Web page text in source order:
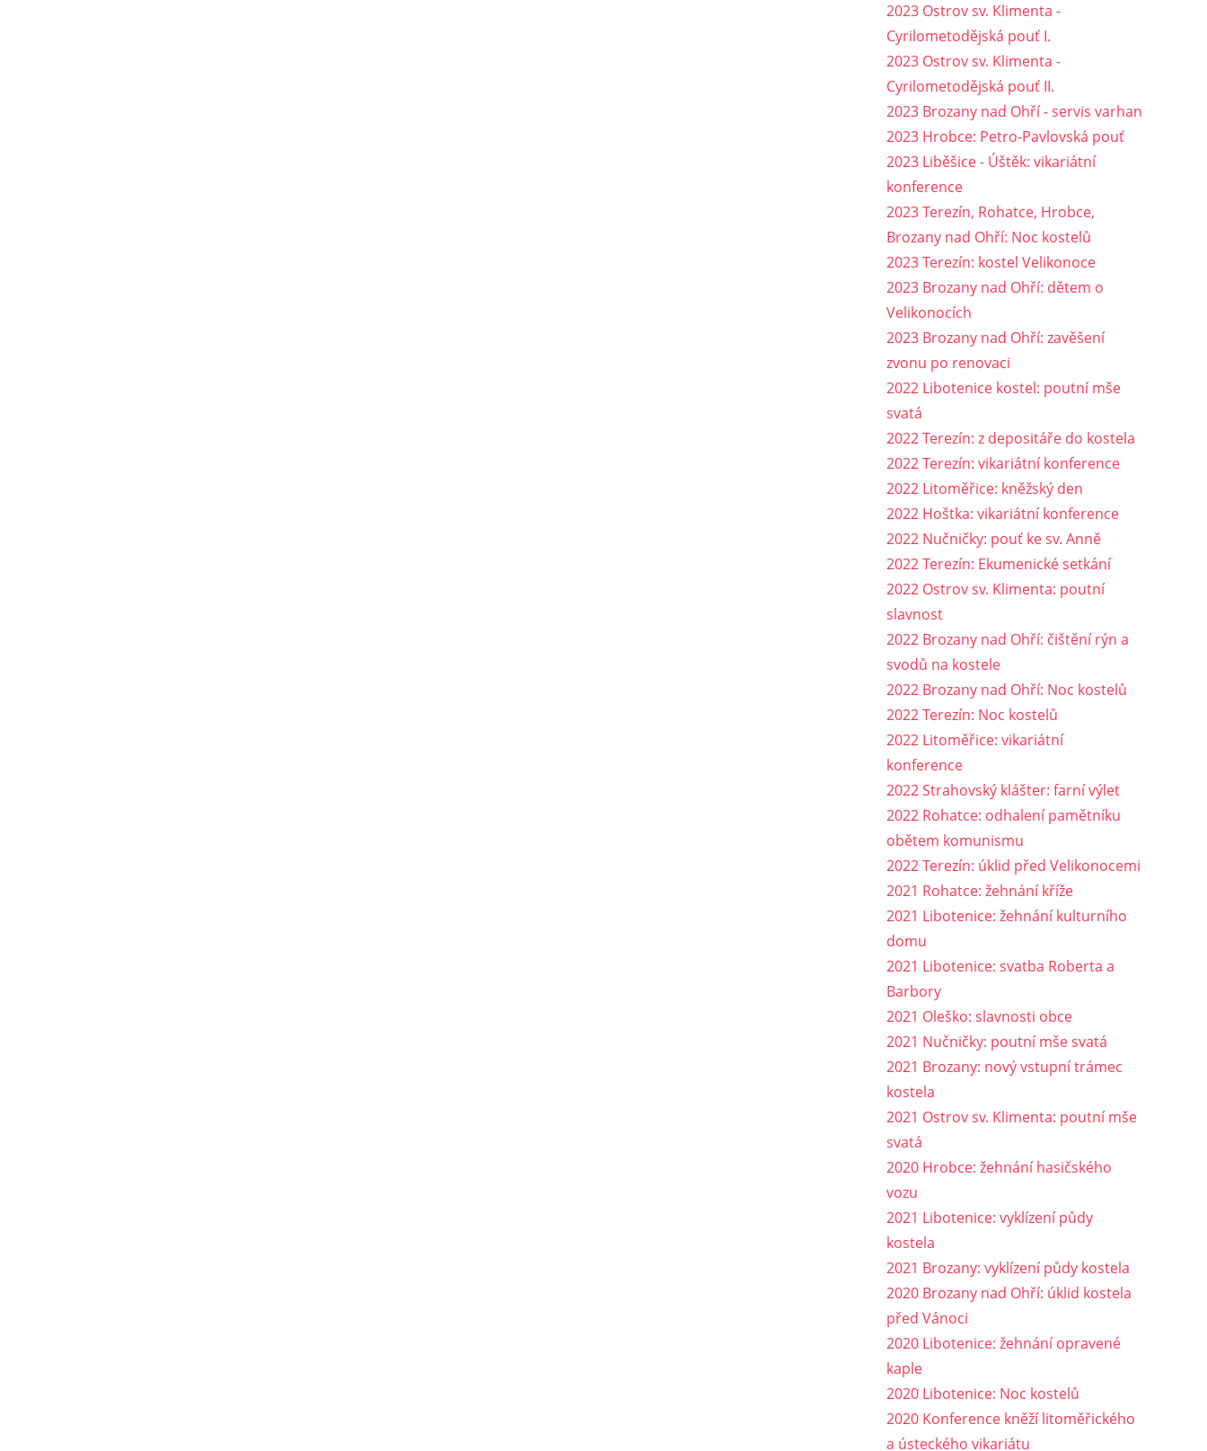
2023 Ostrov sv. Klimenta -
Cyrilometodějská pouť I.
2023 Ostrov sv. Klimenta -
Cyrilometodějská pouť II.
2023 Brozany nad Ohří - servis varhan
2023 Hrobce: Petro-Pavlovská pouť
2023 Liběšice - Úštěk: vikariátní
konference
2023 Terezín, Rohatce, Hrobce,
Brozany nad Ohří: Noc kostelů
2023 Terezín: kostel Velikonoce
2023 Brozany nad Ohří: dětem o
Velikonocích
2023 Brozany nad Ohří: zavěšení
zvonu po renovaci
2022 Libotenice kostel: poutní mše
svatá
2022 Terezín: z depositáře do kostela
2022 Terezín: vikariátní konference
2022 Litoměřice: kněžský den
2022 Hoštka: vikariátní konference
2022 Nučničky: pouť ke sv. Anně
2022 Terezín: Ekumenické setkání
2022 Ostrov sv. Klimenta: poutní
slavnost
2022 Brozany nad Ohří: čištění rýn a
svodů na kostele
2022 Brozany nad Ohří: Noc kostelů
2022 Terezín: Noc kostelů
2022 Litoměřice: vikariátní
konference
2022 Strahovský klášter: farní výlet
2022 Rohatce: odhalení pamětníku
obětem komunismu
2022 Terezín: úklid před Velikonocemi
2021 Rohatce: žehnání kříže
2021 Libotenice: žehnání kulturního
domu
2021 Libotenice: svatba Roberta a
Barbory
2021 Oleško: slavnosti obce
2021 Nučničky: poutní mše svatá
2021 Brozany: nový vstupní trámec
kostela
2021 Ostrov sv. Klimenta: poutní mše
svatá
2020 Hrobce: žehnání hasičského
vozu
2021 Libotenice: vyklízení půdy
kostela
2021 Brozany: vyklízení půdy kostela
2020 Brozany nad Ohří: úklid kostela
před Vánoci
2020 Libotenice: žehnání opravené
kaple
2020 Libotenice: Noc kostelů
2020 Konference kněží litoměřického
a ústeckého vikariátu